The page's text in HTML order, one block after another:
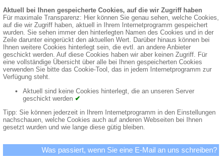
Aktuell bei Ihnen gespeicherte Cookies, auf die wir Zugriff haben
Für maximale Transparenz: Hier können Sie genau sehen, welche Cookies,
auf die wir Zugriff haben, aktuell in Ihrem Internetprogramm gespeichert
wurden. Sie sehen immer den hinterlegten Namen des Cookies und in der
Zeile darunter eingerückt den aktuellen Wert. Darüber hinaus können bei
Ihnen weitere Cookies hinterlegt sein, die evtl. an andere Anbieter
geschickt werden. Auf diese Cookies haben wir aber keinen Zugriff. Für
eine vollständige Übersicht über alle bei Ihnen gespeicherten Cookies
verwenden Sie bitte das Cookie-Tool, das in jedem Internetprogramm zur
Verfügung steht.
Aktuell sind keine Cookies hinterlegt, die an unseren Server
geschickt werden ✔
Tipp: Sie können jederzeit in Ihrem Internetprogramm in den Einstellungen
nachschauen, welche Cookies auch auf anderen Webseiten bei Ihnen
gesetzt wurden und wie lange diese gütig bleiben.
Was passiert, wenn Sie eine E-Mail an uns schreiben?